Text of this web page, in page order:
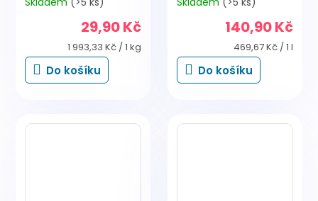
29,90 Kč
Měrná
cena:
1 993,33 Kč / 1 kg
Do košíku
140,90 Kč
Měrná
cena:
469,67 Kč / 1 l
Do košíku